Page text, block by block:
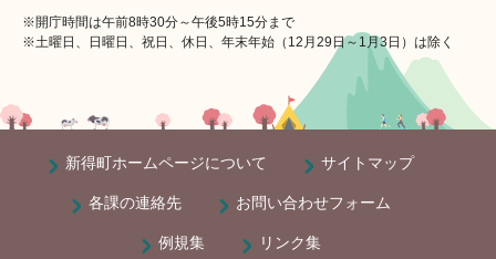
※開庁時間は午前8時30分～午後5時15分まで
※土曜日、日曜日、祝日、休日、年末年始（12月29日～1月3日）は除く
新得町ホームページについて サイトマップ
各課の連絡先 お問い合わせフォーム
例規集 リンク集